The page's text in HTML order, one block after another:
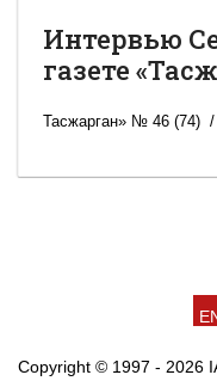
Интервью
газете
Тасжарган» № 46 (74)
Copyright © 1997 - 2026